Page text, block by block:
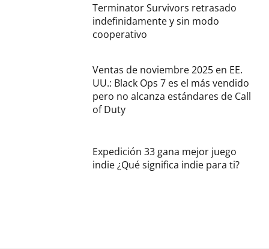
Terminator Survivors retrasado
indefinidamente y sin modo
cooperativo
Ventas de noviembre 2025 en EE.
UU.: Black Ops 7 es el más vendido
pero no alcanza estándares de Call
of Duty
Expedición 33 gana mejor juego
indie ¿Qué significa indie para ti?